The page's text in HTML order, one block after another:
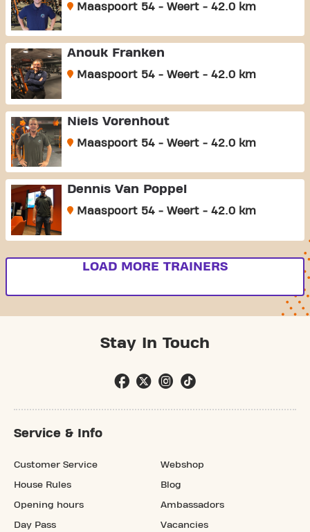
Maaspoort 54 - Weert - 42.0 km
Anouk Franken
Maaspoort 54 - Weert - 42.0 km
Niels Vorenhout
Maaspoort 54 - Weert - 42.0 km
Dennis Van Poppel
Maaspoort 54 - Weert - 42.0 km
LOAD MORE TRAINERS
Stay In Touch
Service & Info
Customer Service
House Rules
Opening hours
Day Pass
Webshop
Blog
Ambassadors
Vacancies